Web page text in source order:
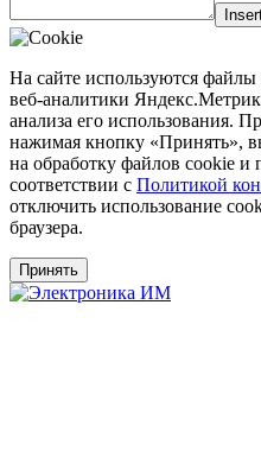
На сайте используются файлы
веб‑аналитики
анализа его использования.
нажимая кнопку «Принять»,
на обработку файлов cookie и
соответствии с Политикой
отключить использование
браузера.
Принять